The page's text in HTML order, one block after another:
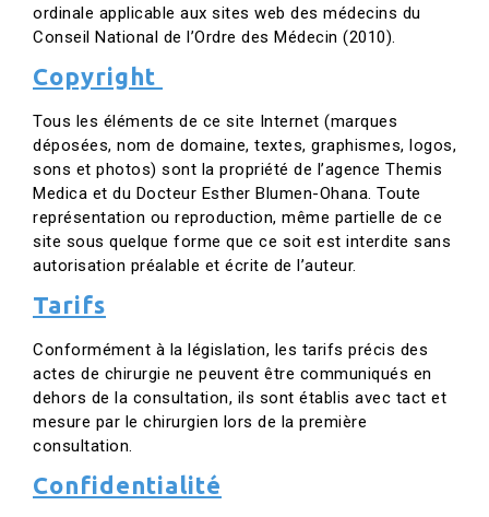
ordinale applicable aux sites web des médecins du
Conseil National de l’Ordre des Médecin (2010).
Copyright
Tous les éléments de ce site Internet (marques
déposées, nom de domaine, textes, graphismes, logos,
sons et photos) sont la propriété de l’agence Themis
Medica et du Docteur Esther Blumen-Ohana. Toute
représentation ou reproduction, même partielle de ce
site sous quelque forme que ce soit est interdite sans
autorisation préalable et écrite de l’auteur.
Tarifs
Conformément à la législation, les tarifs précis des
actes de chirurgie ne peuvent être communiqués en
dehors de la consultation, ils sont établis avec tact et
mesure par le chirurgien lors de la première
consultation.
Confidentialité